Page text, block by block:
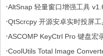
·AltSnap 轻量窗口增强工具
·QtScrcpy 开源安卓实时投屏
·ASCOMP KeyCtrl Pro 键盘宏
·CoolUtils Total Image